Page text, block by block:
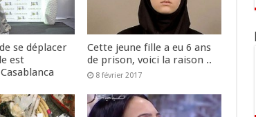
se déplacer
est
Cette jeune fille a eu 6 ans
de prison, voici la raison ..
8 février 2017